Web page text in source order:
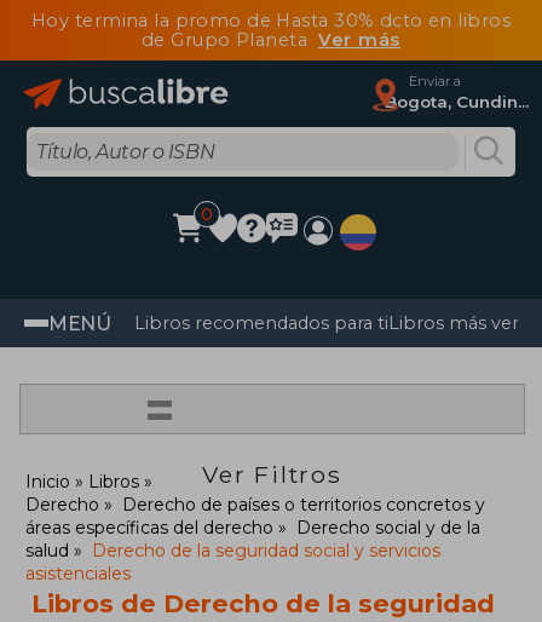
Hoy termina la promo de Hasta 30% dcto en libros
de Grupo Planeta Ver más
Enviar a
Bogota, Cundinamarca
0
MENÚ Libros recomendados para tiLibros más
=
Ver Filtros
Inicio
Libros
Derecho
Derecho de países o territorios concretos y
áreas específicas del derecho
Derecho social y de la
salud
Derecho de la seguridad social y servicios
asistenciales
Libros de Derecho de la seguridad